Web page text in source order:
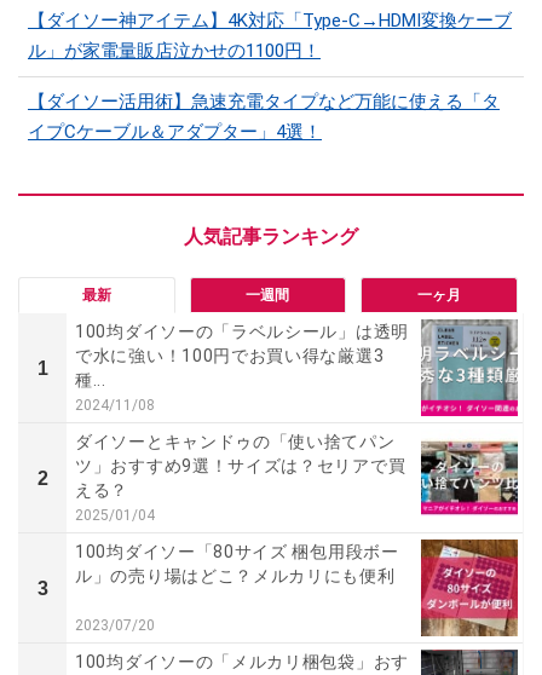
【ダイソー神アイテム】4K対応「Type-C→HDMI変換ケーブ
ル」が家電量販店泣かせの1100円！
【ダイソー活用術】急速充電タイプなど万能に使える「タ
イプCケーブル＆アダプター」4選！
最新 一週間 一ヶ月
1
100均ダイソーの「ラベルシール」は透明
で水に強い！100円でお買い得な厳選3
種...
2024/11/08
2
ダイソーとキャンドゥの「使い捨てパン
ツ」おすすめ9選！サイズは？セリアで買
える？
2025/01/04
3
100均ダイソー「80サイズ 梱包用段ボー
ル」の売り場はどこ？メルカリにも便利
2023/07/20
100均ダイソーの「メルカリ梱包袋」おす